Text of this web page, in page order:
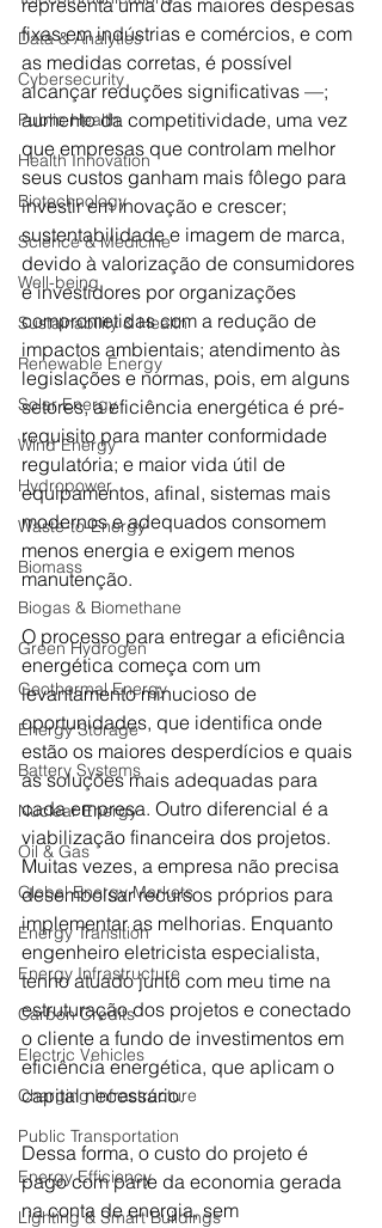
Data & Analytics
Cybersecurity
Public Health
Health Innovation
Biotechnology
Science & Medicine
Well-being
Sustainability & Health
Renewable Energy
Solar Energy
Wind Energy
Hydropower
Waste-to-Energy
Biomass
Biogas & Biomethane
Green Hydrogen
Geothermal Energy
Energy Storage
Battery Systems
Nuclear Energy
Oil & Gas
Global Energy Markets
Energy Transition
Energy Infrastructure
Carbon Credits
Electric Vehicles
Charging Infrastructure
Public Transportation
Energy Efficiency
Lighting & Smart Buildings
representa uma das maiores despesas
fixas em indústrias e comércios, e com
as medidas corretas, é possível
alcançar reduções significativas —;
aumento da competitividade, uma vez
que empresas que controlam melhor
seus custos ganham mais fôlego para
investir em inovação e crescer;
sustentabilidade e imagem de marca,
devido à valorização de consumidores
e investidores por organizações
comprometidas com a redução de
impactos ambientais; atendimento às
legislações e normas, pois, em alguns
setores, a eficiência energética é pré-
requisito para manter conformidade
regulatória; e maior vida útil de
equipamentos, afinal, sistemas mais
modernos e adequados consomem
menos energia e exigem menos
manutenção.
O processo para entregar a eficiência
energética começa com um
levantamento minucioso de
oportunidades, que identifica onde
estão os maiores desperdícios e quais
as soluções mais adequadas para
cada empresa. Outro diferencial é a
viabilização financeira dos projetos.
Muitas vezes, a empresa não precisa
desembolsar recursos próprios para
implementar as melhorias. Enquanto
engenheiro eletricista especialista,
tenho atuado junto com meu time na
estruturação dos projetos e conectado
o cliente a fundo de investimentos em
eficiência energética, que aplicam o
capital necessário.
Dessa forma, o custo do projeto é
pago com parte da economia gerada
na conta de energia, sem